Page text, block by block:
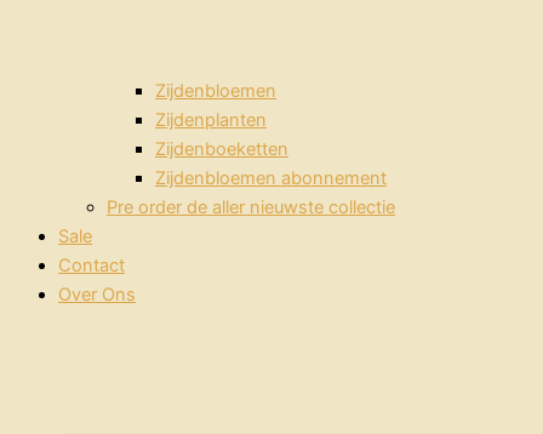
Zijdenbloemen
Zijdenplanten
Zijdenboeketten
Zijdenbloemen abonnement
Pre order de aller nieuwste collectie
Sale
Contact
Over Ons